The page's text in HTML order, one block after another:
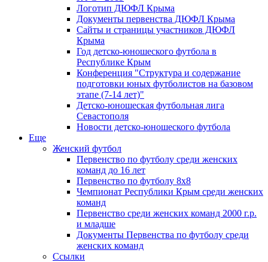
Логотип ДЮФЛ Крыма
Документы первенства ДЮФЛ Крыма
Сайты и страницы участников ДЮФЛ
Крыма
Год детско-юношеского футбола в
Республике Крым
Конференция "Структура и содержание
подготовки юных футболистов на базовом
этапе (7-14 лет)"
Детско-юношеская футбольная лига
Севастополя
Новости детско-юношеского футбола
Еще
Женский футбол
Первенство по футболу среди женских
команд до 16 лет
Первенство по футболу 8х8
Чемпионат Республики Крым среди женских
команд
Первенство среди женских команд 2000 г.р.
и младше
Документы Первенства по футболу среди
женских команд
Ссылки